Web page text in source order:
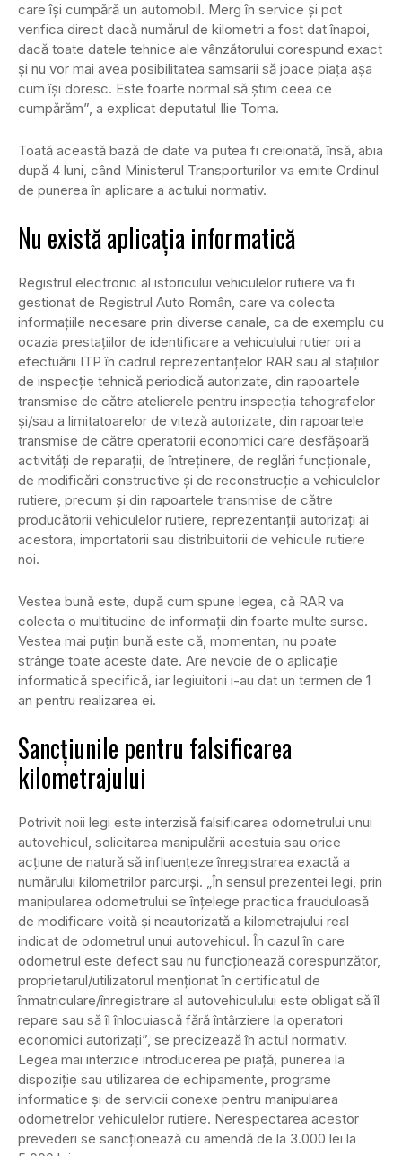
care își cumpără un automobil. Merg în service și pot
verifica direct dacă numărul de kilometri a fost dat înapoi,
dacă toate datele tehnice ale vânzătorului corespund exact
și nu vor mai avea posibilitatea samsarii să joace piața așa
cum își doresc. Este foarte normal să știm ceea ce
cumpărăm”, a explicat deputatul Ilie Toma.
Toată această bază de date va putea fi creionată, însă, abia
după 4 luni, când Ministerul Transporturilor va emite Ordinul
de punerea în aplicare a actului normativ.
Nu există aplicația informatică
Registrul electronic al istoricului vehiculelor rutiere va fi
gestionat de Registrul Auto Român, care va colecta
informațiile necesare prin diverse canale, ca de exemplu cu
ocazia prestaţiilor de identificare a vehiculului rutier ori a
efectuării ITP în cadrul reprezentanţelor RAR sau al staţiilor
de inspecţie tehnică periodică autorizate, din rapoartele
transmise de către atelierele pentru inspecţia tahografelor
şi/sau a limitatoarelor de viteză autorizate, din rapoartele
transmise de către operatorii economici care desfăşoară
activităţi de reparaţii, de întreţinere, de reglări funcţionale,
de modificări constructive şi de reconstrucţie a vehiculelor
rutiere, precum şi din rapoartele transmise de către
producătorii vehiculelor rutiere, reprezentanţii autorizaţi ai
acestora, importatorii sau distribuitorii de vehicule rutiere
noi.
Vestea bună este, după cum spune legea, că RAR va
colecta o multitudine de informații din foarte multe surse.
Vestea mai puțin bună este că, momentan, nu poate
strânge toate aceste date. Are nevoie de o aplicație
informatică specifică, iar legiuitorii i-au dat un termen de 1
an pentru realizarea ei.
Sancțiunile pentru falsificarea
kilometrajului
Potrivit noii legi este interzisă falsificarea odometrului unui
autovehicul, solicitarea manipulării acestuia sau orice
acţiune de natură să influenţeze înregistrarea exactă a
numărului kilometrilor parcurşi. „În sensul prezentei legi, prin
manipularea odometrului se înţelege practica frauduloasă
de modificare voită şi neautorizată a kilometrajului real
indicat de odometrul unui autovehicul. În cazul în care
odometrul este defect sau nu funcţionează corespunzător,
proprietarul/utilizatorul menţionat în certificatul de
înmatriculare/înregistrare al autovehiculului este obligat să îl
repare sau să îl înlocuiască fără întârziere la operatori
economici autorizaţi”, se precizează în actul normativ.
Legea mai interzice introducerea pe piaţă, punerea la
dispoziţie sau utilizarea de echipamente, programe
informatice şi de servicii conexe pentru manipularea
odometrelor vehiculelor rutiere. Nerespectarea acestor
prevederi se sancționează cu amendă de la 3.000 lei la